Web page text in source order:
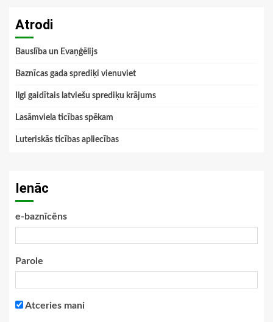
Atrodi
Bauslība un Evaņģēlijs
Baznīcas gada sprediķi vienuviet
Ilgi gaidītais latviešu sprediķu krājums
Lasāmviela ticības spēkam
Luteriskās ticības apliecības
Ienāc
e-baznīcēns
Parole
Atceries mani